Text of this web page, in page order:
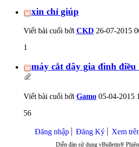
xin chỉ giúp
Viết bài cuối bởi CKD 26-07-2015
1
máy cắt dây gia đình điều
Viết bài cuối bởi Gamo 05-04-2015
56
Đăng nhập Đăng Ký Xem
Diễn đàn sử dụng vBulletin® Phiên